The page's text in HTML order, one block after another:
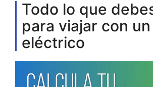
Todo lo que
para viajar con
eléctrico